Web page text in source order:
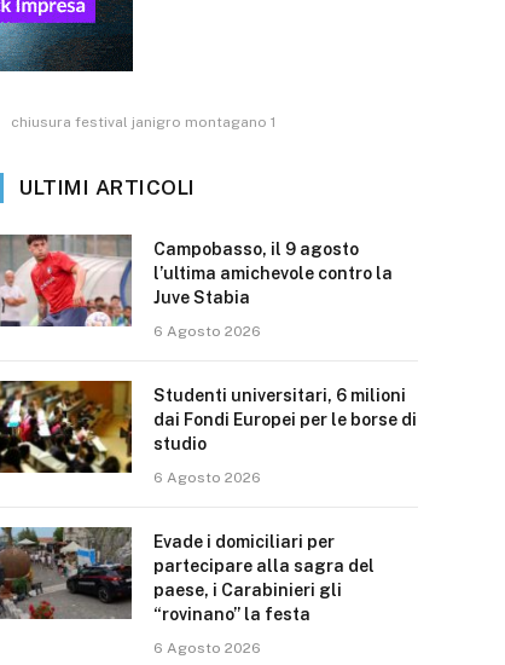
chiusura festival janigro montagano 1
ULTIMI ARTICOLI
Campobasso, il 9 agosto
l’ultima amichevole contro la
Juve Stabia
6 Agosto 2026
Studenti universitari, 6 milioni
dai Fondi Europei per le borse di
studio
6 Agosto 2026
Evade i domiciliari per
partecipare alla sagra del
paese, i Carabinieri gli
“rovinano” la festa
6 Agosto 2026